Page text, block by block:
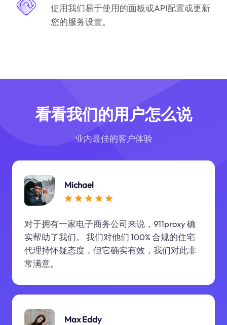
使用我们易于使用的面板或API配置或更新
您的服务设置。
看看我们的用户怎么说
业内最佳的客户体验
Michael
对于拥有一家电子商务公司来说，911proxy 确
实帮助了我们。 我们对他们 100% 合规的住宅
代理持怀疑态度，但它确实有效，我们对此非
常满意。
Max Eddy